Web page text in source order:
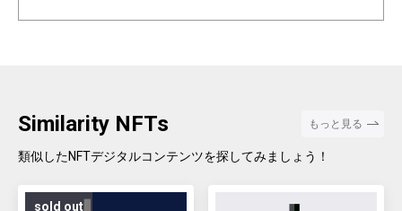
the INFOBAR FRIENDS' faces are nostalgic pictograms once used
in au e-mail! The first edition is a special edition with the aDp20th l
mbination patterns of "character x expression x background colo
Similarity NFTs もっと見る
類似したNFTデジタルコンテンツを探してみましょう！
sold out